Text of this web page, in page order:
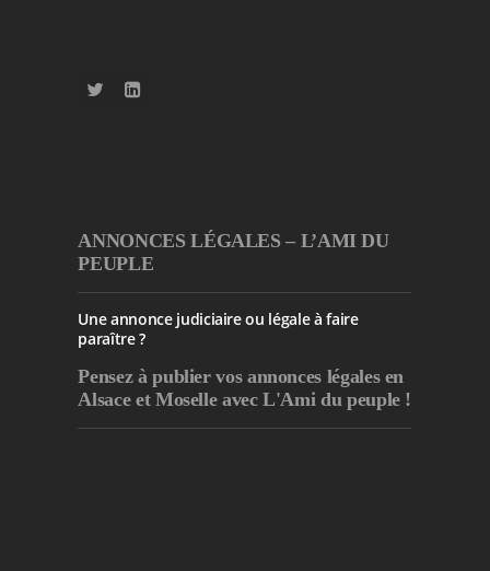
ANNONCES LÉGALES – L’AMI DU
PEUPLE
Une annonce judiciaire ou légale à faire
paraître ?
Pensez à publiervos annonces légales en
Alsace et Moselle avec L'Ami du peuple !